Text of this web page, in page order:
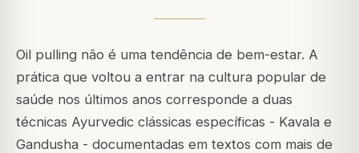
Oil pulling não é uma tendência de bem-estar. A
prática que voltou a entrar na cultura popular de
saúde nos últimos anos corresponde a duas
técnicas Ayurvedic clássicas específicas - Kavala e
Gandusha - documentadas em textos com mais de